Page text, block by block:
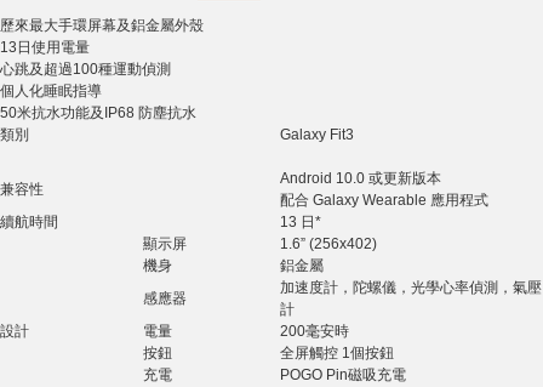
歷來最大手環屏幕及鋁金屬外殼
13日使用電量
心跳及超過100種運動偵測
個人化睡眠指導
50米抗水功能及IP68 防塵抗水
類別
Galaxy Fit3
兼容性
Android 10.0 或更新版本
配合 Galaxy Wearable 應用程式
續航時間
13 日*
設計
顯示屏
1.6” (256x402)
機身
鋁金屬
感應器
加速度計，陀螺儀，光學心率偵測，氣壓
計
電量
200毫安時
按鈕
全屏觸控 1個按鈕
充電
POGO Pin磁吸充電